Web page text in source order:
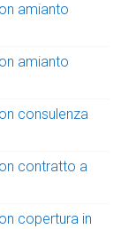
amianto
amianto
consulenza
contratto a
copertura in